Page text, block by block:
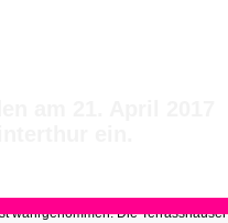
am 21. April 2017
ein.
wahrgenommen: Die Terrasshäuser